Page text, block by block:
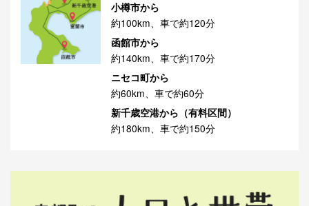
小樽市から
約100km、車で約120分
函館市から
約140km、車で約170分
ニセコ町から
約60km、車で約60分
新千歳空港から（有料区間）
約180km、車で約150分